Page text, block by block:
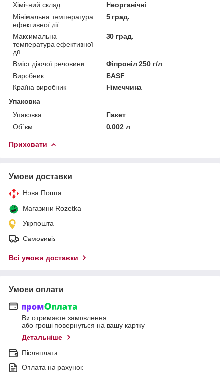
Хімічний склад
Неорганічні
Мінімальна температура
ефективної дії
5 град.
Максимальна
температура ефективної
дії
30 град.
Вміст діючої речовини
Фіпроніл 250 г/л
Виробник
BASF
Країна виробник
Німеччина
Упаковка
Упаковка
Пакет
Об`єм
0.002 л
Приховати
Умови доставки
Нова Пошта
Магазини Rozetka
Укрпошта
Самовивіз
Всі умови доставки
Умови оплати
Ви отримаєте замовлення
або гроші повернуться на вашу картку
Детальніше
Післяплата
Оплата на рахунок